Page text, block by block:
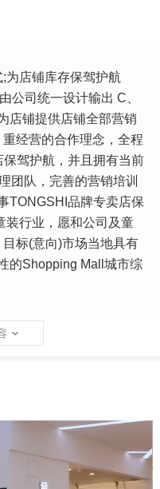
为店铺库存保驾护航
公司统一设计输出 C、
店铺提供店铺全部营销
经营的合作理念，全程
驾护航，并且拥有当前
团队，完善的营销培训
TONGSHI品牌专卖店保
装行业，愿和公司及童
标(意向)市场当地具有
的Shopping Mall城市综